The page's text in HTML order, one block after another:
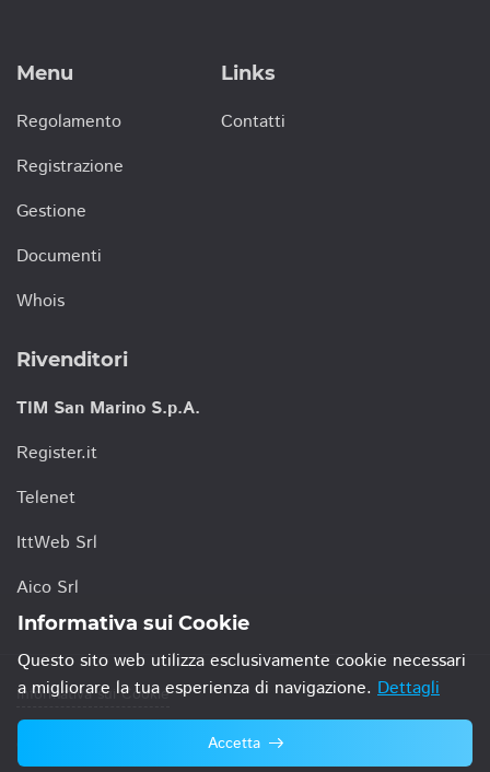
Menu
Regolamento
Registrazione
Gestione
Documenti
Whois
Links
Contatti
Rivenditori
TIM San Marino S.p.A.
Register.it
Telenet
IttWeb Srl
Aico Srl
Informativa sui Cookie
© 2021 TIM San Marino S.p.A.
Informativa sui Cookie
Questo sito web utilizza esclusivamente cookie necessari
a migliorare la tua esperienza di navigazione. Dettagli
Accetta